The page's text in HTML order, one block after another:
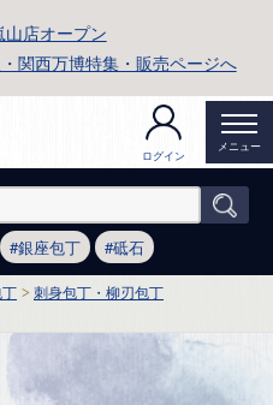
店オープン
関西万博特集・販売ページへ
ログイン
メニュー
銀座包丁 砥石
刺身包丁・柳刃包丁